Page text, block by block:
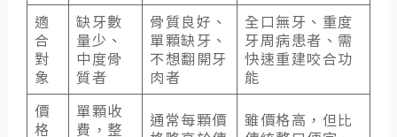
適
合
對
象
缺牙數
量少、
中度骨
質者
骨質良好、
單顆缺牙、
不想翻開牙
肉者
全口無牙、重度
牙周病患者、需
快速重建咬合功
能
價
格
單顆收
費，整
通常每顆價
雖價格高，但比